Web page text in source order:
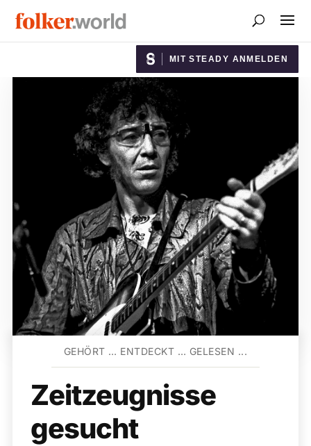
MIT STEADY ANMELDEN
GEHÖRT … ENTDECKT … GELESEN ...
Zeitzeugnisse
gesucht